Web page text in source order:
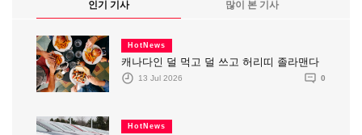
인기 기사 많이 본 기사
HotNews
캐나다인 덜 먹고 덜 쓰고 허리띠 졸라맨다
13 Jul 2026 0
HotNews